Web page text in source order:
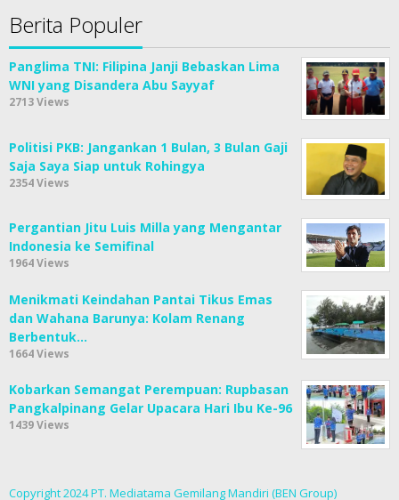
Berita Populer
Panglima TNI: Filipina Janji Bebaskan Lima
WNI yang Disandera Abu Sayyaf
2713 Views
Politisi PKB: Jangankan 1 Bulan, 3 Bulan Gaji
Saja Saya Siap untuk Rohingya
2354 Views
Pergantian Jitu Luis Milla yang Mengantar
Indonesia ke Semifinal
1964 Views
Menikmati Keindahan Pantai Tikus Emas
dan Wahana Barunya: Kolam Renang
Berbentuk…
1664 Views
Kobarkan Semangat Perempuan: Rupbasan
Pangkalpinang Gelar Upacara Hari Ibu Ke-96
1439 Views
Copyright 2024 PT. Mediatama Gemilang Mandiri (BEN Group)